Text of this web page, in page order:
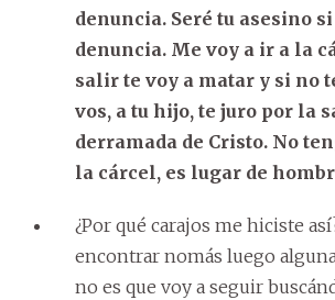
denuncia. Seré tu asesino
denuncia. Me voy a ir a la
salir te voy a matar y si no
vos, a tu hijo, te juro por la
derramada de Cristo. No
la cárcel, es lugar de
¿Por qué carajos me hiciste
encontrar nomás luego
no es que voy a seguir